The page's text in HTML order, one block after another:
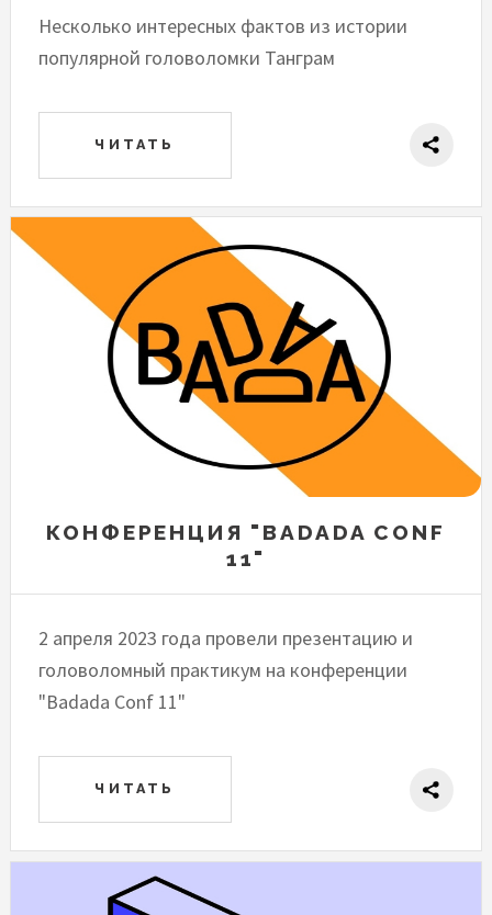
Несколько интересных фактов из истории
популярной головоломки Танграм
ЧИТАТЬ
КОНФЕРЕНЦИЯ "BADADA CONF
11"
2 апреля 2023 года провели презентацию и
головоломный практикум на конференции
"Badada Conf 11"
ЧИТАТЬ